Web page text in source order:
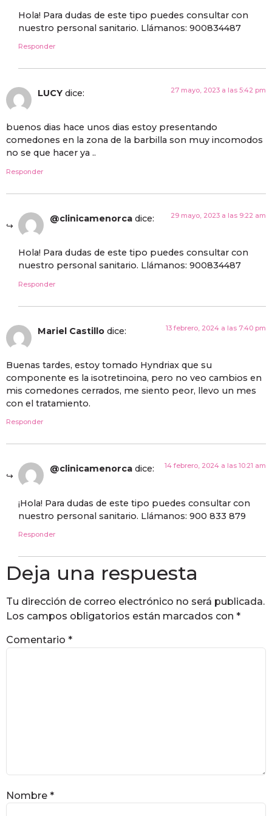
Hola! Para dudas de este tipo puedes consultar con
nuestro personal sanitario. Llámanos: 900834487
Responder
LUCY dice: 27 mayo, 2023 a las 5:42 pm
buenos dias hace unos dias estoy presentando
comedones en la zona de la barbilla son muy incomodos
no se que hacer ya ..
Responder
@clinicamenorca dice: 29 mayo, 2023 a las 9:22 am
Hola! Para dudas de este tipo puedes consultar con
nuestro personal sanitario. Llámanos: 900834487
Responder
Mariel Castillo dice: 13 febrero, 2024 a las 7:40 pm
Buenas tardes, estoy tomado Hyndriax que su
componente es la isotretinoina, pero no veo cambios en
mis comedones cerrados, me siento peor, llevo un mes
con el tratamiento.
Responder
@clinicamenorca dice: 14 febrero, 2024 a las 10:21 am
¡Hola! Para dudas de este tipo puedes consultar con
nuestro personal sanitario. Llámanos: 900 833 879
Responder
Deja una respuesta
Tu dirección de correo electrónico no será publicada.
Los campos obligatorios están marcados con *
Comentario *
Nombre *